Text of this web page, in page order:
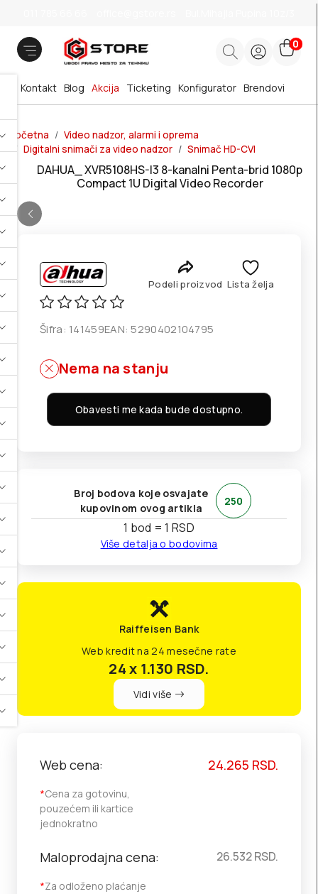
0
Brendovi
Blog Akcija
Kontakt Ticketing Konfigurator
Početna
Video nadzor, alarmi i oprema
Digitalni snimači za video nadzor
Snimač HD-CVI
DAHUA_ XVR5108HS-I3 8-kanalni Penta-brid 1080p
Compact 1U Digital Video Recorder
Podeli proizvod Lista želja
Šifra: 141459EAN:5290402104795
Nema na stanju
Obavesti me kada bude dostupno.
Broj bodova koje osvajate
kupovinom ovog artikla
250
1 bod = 1 RSD
Više detalja o bodovima
Raiffeisen Bank
Web kredit na 24 mesečne rate
24 x 1.130 RSD.
Vidi više
Web cena:
*Cena za gotovinu,
pouzećem ili kartice
jednokratno
24.265 RSD.
Maloprodajna cena:
*Za odloženo plaćanje
26.532RSD.